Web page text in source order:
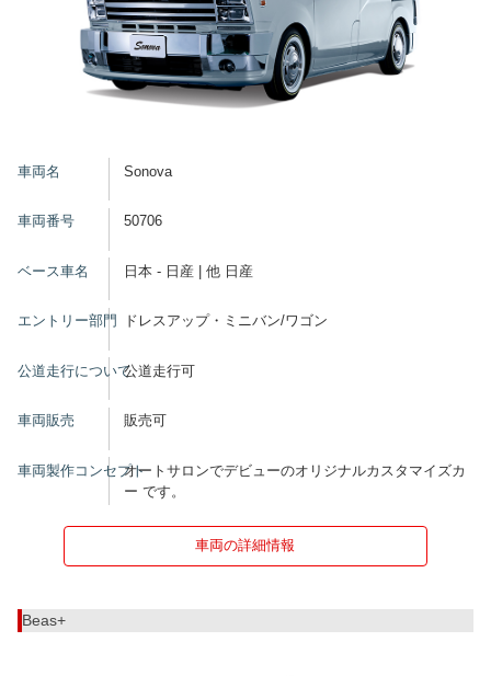
車両名 Sonova
車両番号 50706
ベース車名 日本 - 日産 | 他 日産
エントリー部門 ドレスアップ・ミニバン/ワゴン
公道走行について公道走行可
車両販売 販売可
車両製作コンセプトオートサロンでデビューのオリジナルカスタマイズカ
ー です。
車両の詳細情報
Beas+